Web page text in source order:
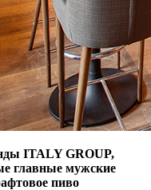
ITALY GROUP,
главные мужские
пиво